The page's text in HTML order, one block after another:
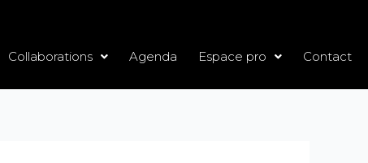
Collaborations Agenda Espace pro Contact